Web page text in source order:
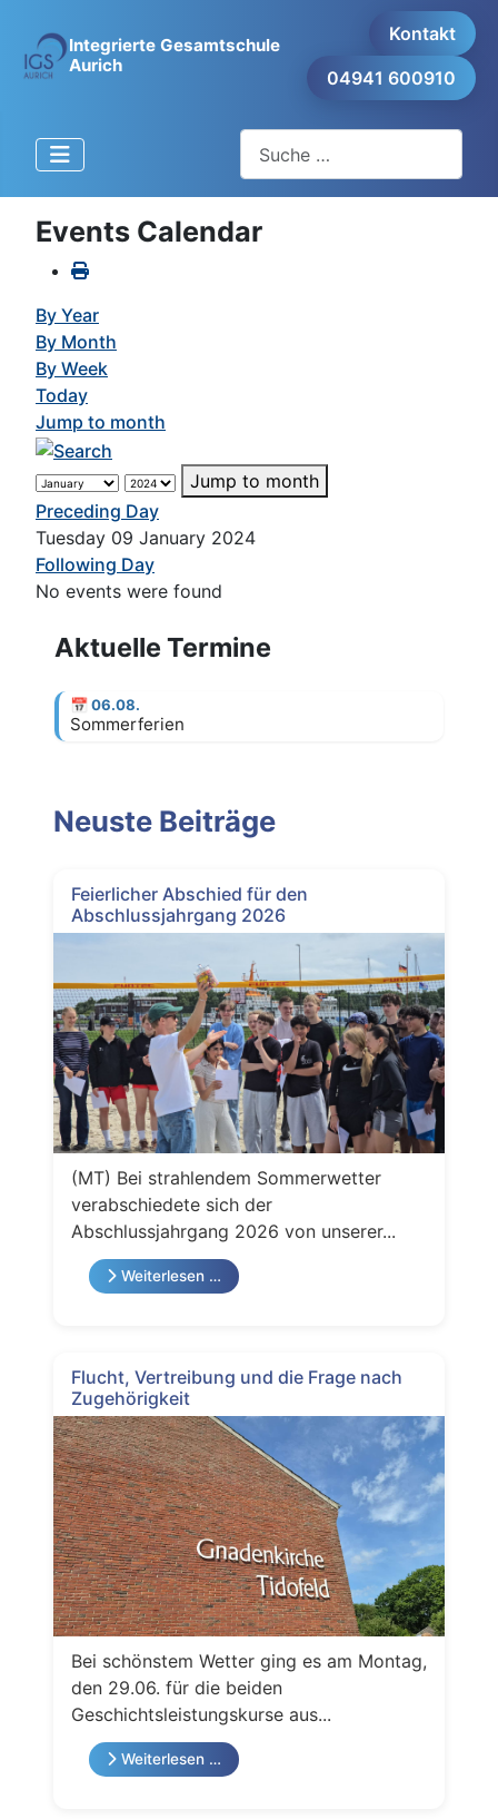
Integrierte Gesamtschule
Aurich
Kontakt
04941 600910
Events Calendar
By Year
By Month
By Week
Today
Jump to month
Jump to month
Preceding Day
Tuesday 09 January 2024
Following Day
No events were found
Aktuelle Termine
📅 06.08.
Sommerferien
Neuste Beiträge
Feierlicher Abschied für den
Abschlussjahrgang 2026
(MT) Bei strahlendem Sommerwetter
verabschiedete sich der
Abschlussjahrgang 2026 von unserer...
Weiterlesen …
Flucht, Vertreibung und die Frage nach
Zugehörigkeit
Bei schönstem Wetter ging es am Montag,
den 29.06. für die beiden
Geschichtsleistungskurse aus...
Weiterlesen …